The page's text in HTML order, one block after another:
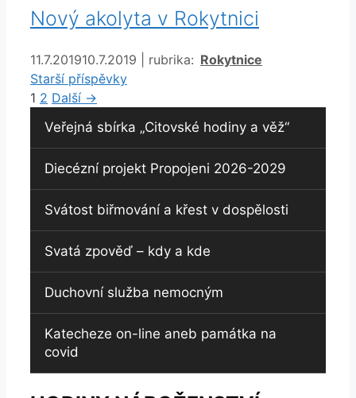
Nový akolyta v Rokytnici
11.7.201910.7.2019 rubrika: Rubriky
Rokytnice
Starší příspěvky
Stránka
1 Stránka
2 Další →
Veřejná sbírka „Citovské hodiny a věž“
Diecézní projekt Propojeni 2026-2029
Svátost biřmování a křest v dospělosti
Svatá zpověď – kdy a kde
Duchovní služba nemocným
Katecheze on-line aneb památka na
covid